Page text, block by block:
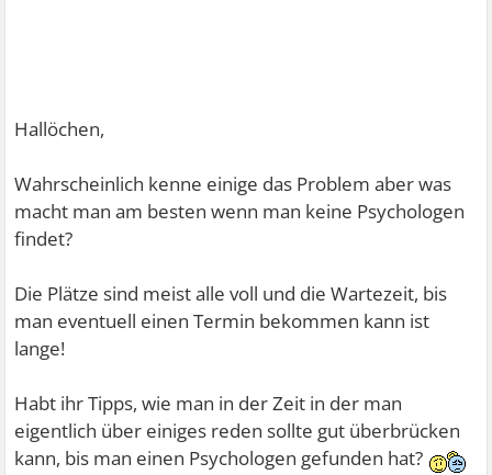
Hallöchen,
Wahrscheinlich kenne einige das Problem aber was
macht man am besten wenn man keine Psychologen
findet?
Die Plätze sind meist alle voll und die Wartezeit, bis
man eventuell einen Termin bekommen kann ist
lange!
Habt ihr Tipps, wie man in der Zeit in der man
eigentlich über einiges reden sollte gut überbrücken
kann, bis man einen Psychologen gefunden hat?